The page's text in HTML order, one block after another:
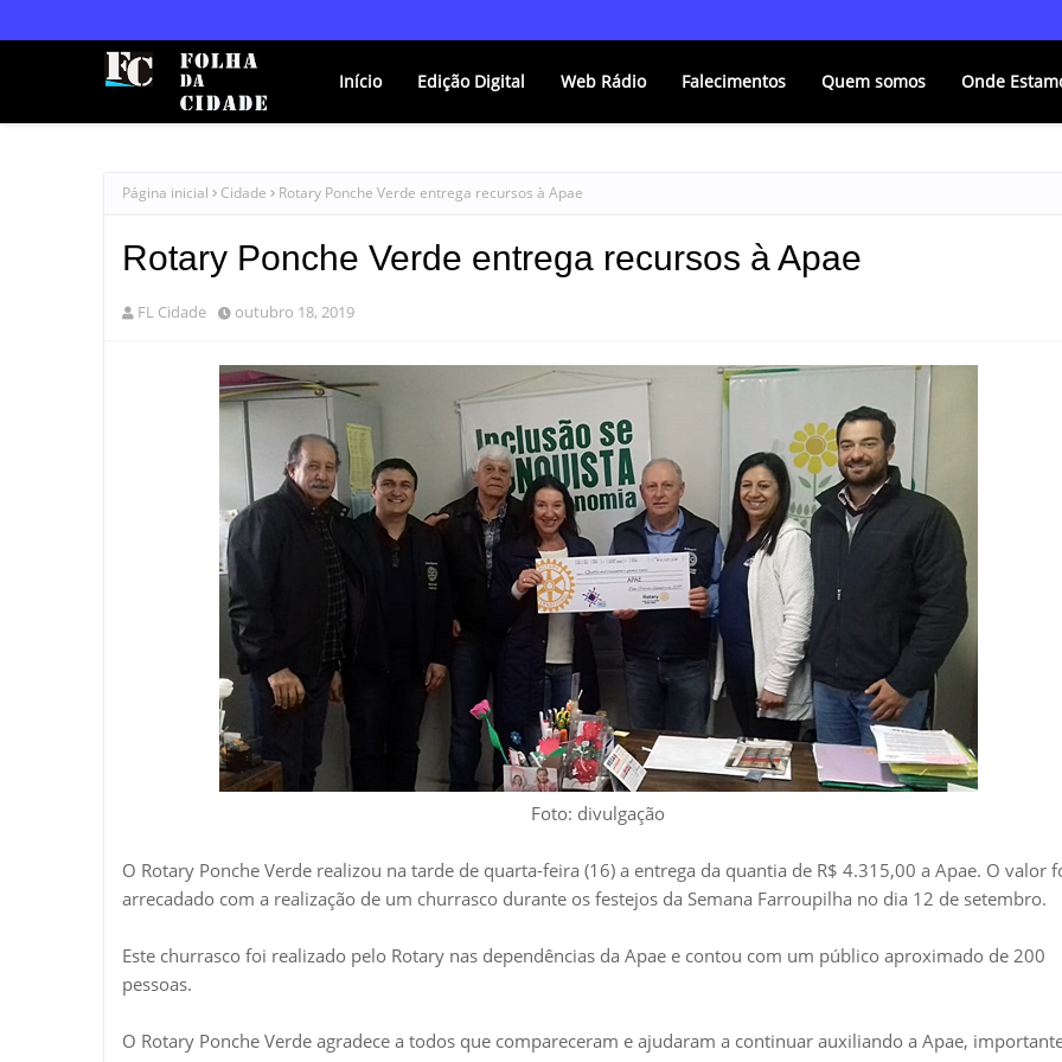
Início Edição Digital Web Rádio Falecimentos Quem somos Onde
Página inicial Cidade Rotary Ponche Verde entrega recursos à Apae
Rotary Ponche Verde entrega recursos à Apae
FL Cidade outubro 18, 2019
Foto: divulgação
O Rotary Ponche Verde realizou na tarde de quarta-feira (16) a entrega da quantia de R$ 4.315,00 a Apae. O valor
arrecadado com a realização de um churrasco durante os festejos da Semana Farroupilha no dia 12 de setembro.
Este churrasco foi realizado pelo Rotary nas dependências da Apae e contou com um público aproximado de 200
pessoas.
O Rotary Ponche Verde agradece a todos que compareceram e ajudaram a continuar auxiliando a Apae,